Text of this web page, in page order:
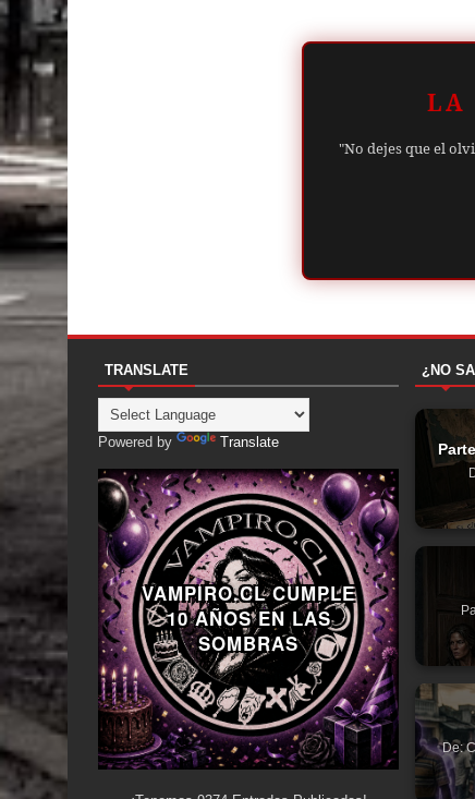
LA
"No dejes que el
TRANSLATE
Powered by Translate
VAMPIRO.CL CUMPLE
10 AÑOS EN LAS
SOMBRAS
¿NO
De: